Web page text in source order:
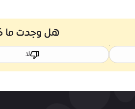
هل وجدت ما
لا